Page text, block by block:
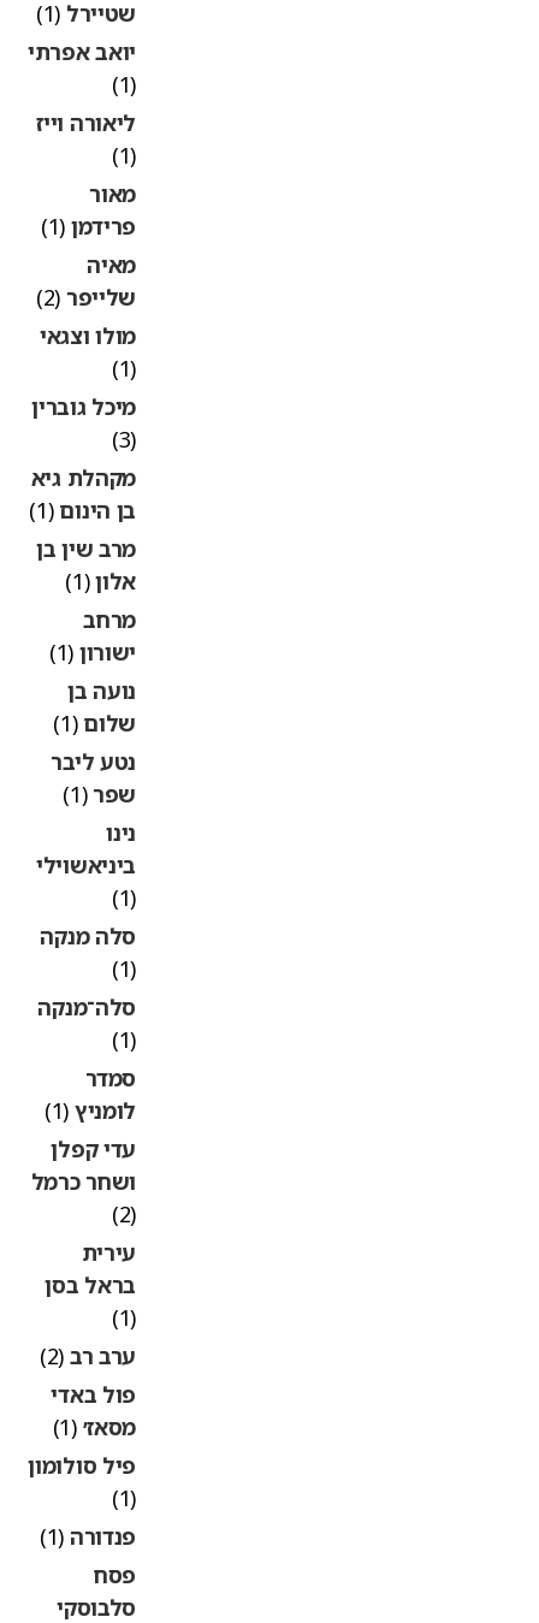
שטיירל(1)
יואב אפרתי
ליאורה וייז
מאור
פרידמן(1)
מאיה
שלייפר(2)
מולו וצגאי
מיכל גוברין
מקהלת גיא
בן הינום(1)
מרב שין בן
אלון(1)
מרחב
ישורון(1)
נועה בן
שלום(1)
נטע ליבר
שפר(1)
ביניאשוילי
סלה מנקה
סלה־מנקה
סמדר
לומניץ(1)
עדי קפלן
ושחר כרמל
עירית
בראל בסן
ערב רב(2)
פול באדי
מסאז׳(1)
פיל סולומון
פנדורה(1)
פסח
סלבוסקי